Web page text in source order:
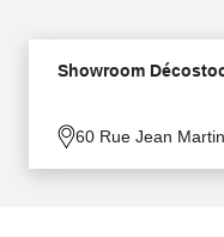
Showroom
60 Rue Jean